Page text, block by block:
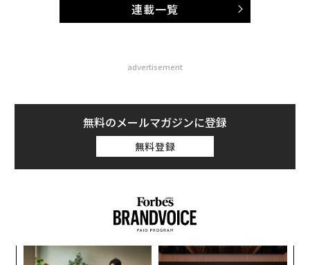
連載一覧
advertisement
無料のメールマガジンに登録
無料登録